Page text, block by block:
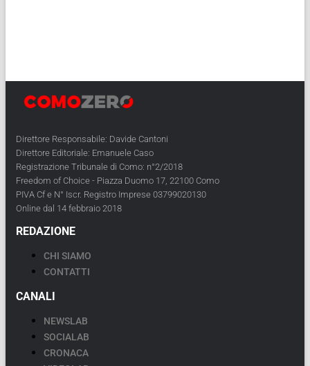
Direttore Responsabile: Davide Cantoni
Direttore Editoriale: Emanuele Caso
Registrazione Tribunale di Como: n°2/2018
Freedom of Choice - Piazza Duomo 17, 22100 Como
PIVA Cf e N° Iscr. Registro Imprese 03799020130
Online dal 14 febbraio 2018
REDAZIONE
CHI SIAMO
CONTATTI
CANALI
NEWSLAB
SOCIALAB
CRONACA